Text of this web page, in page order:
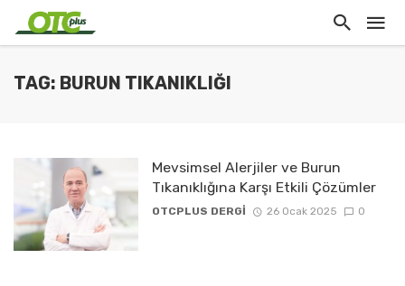
TAG: BURUN TIKANIKLIĞI
Mevsimsel Alerjiler ve Burun
Tıkanıklığına Karşı Etkili Çözümler
OTCPLUS DERGİ 26 Ocak 2025 0